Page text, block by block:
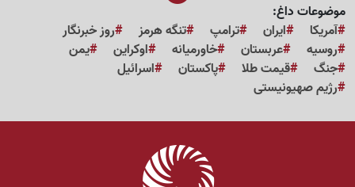
موضوعات داغ:
آمریکا
ایران ترامپ تنگه هرمز
روز خبرنگار
روسیه
عربستان خاورمیانه اوکراین
یمن
جنگ
قیمت طلا پاکستان
اسرائیل
رژیم صهیونیستی